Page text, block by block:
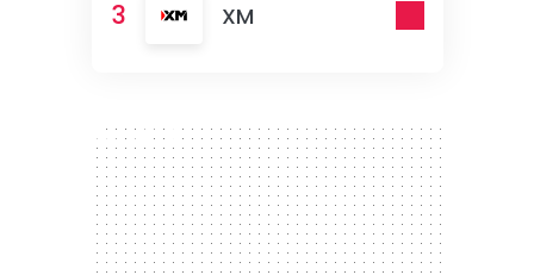
3 XM
300 x 250